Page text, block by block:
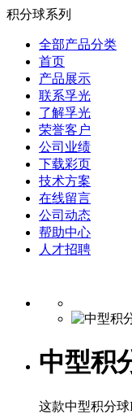
积分球系列
全部产品分类
首页
产品展示
联系孚光
了解孚光
荣誉客户
公司业绩
下载彩页
技术方案
在线留言
公司动态
帮助中心
人才招聘
中型积
这款中型积分球